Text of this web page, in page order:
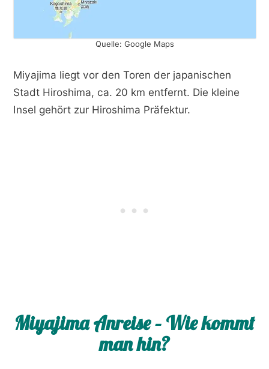
Quelle: Google Maps
Miyajima liegt vor den Toren der japanischen
Stadt Hiroshima, ca. 20 km entfernt. Die kleine
Insel gehört zur Hiroshima Präfektur.
Miyajima Anreise – Wie kommt
man hin?